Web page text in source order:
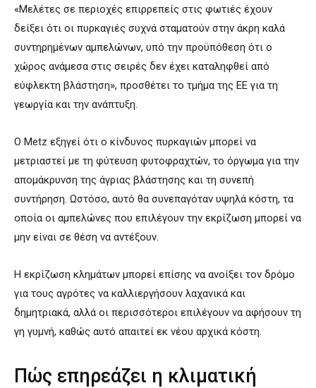
«Μελέτες σε περιοχές επιρρεπείς στις φωτιές έχουν
δείξει ότι οι πυρκαγιές συχνά σταματούν στην άκρη καλά
συντηρημένων αμπελώνων, υπό την προϋπόθεση ότι ο
χώρος ανάμεσα στις σειρές δεν έχει καταληφθεί από
εύφλεκτη βλάστηση», προσθέτει το τμήμα της ΕΕ για τη
γεωργία και την ανάπτυξη.
Ο Metz εξηγεί ότι ο κίνδυνος πυρκαγιών μπορεί να
μετριαστεί με τη φύτευση φυτοφραχτών, το όργωμα για την
απομάκρυνση της άγριας βλάστησης και τη συνεπή
συντήρηση. Ωστόσο, αυτό θα συνεπαγόταν υψηλά κόστη, τα
οποία οι αμπελώνες που επιλέγουν την εκρίζωση μπορεί να
μην είναι σε θέση να αντέξουν.
Η εκρίζωση κλημάτων μπορεί επίσης να ανοίξει τον δρόμο
για τους αγρότες να καλλιεργήσουν λαχανικά και
δημητριακά, αλλά οι περισσότεροι επιλέγουν να αφήσουν τη
γη γυμνή, καθώς αυτό απαιτεί εκ νέου αρχικά κόστη.
Πώς επηρεάζει η κλιματική